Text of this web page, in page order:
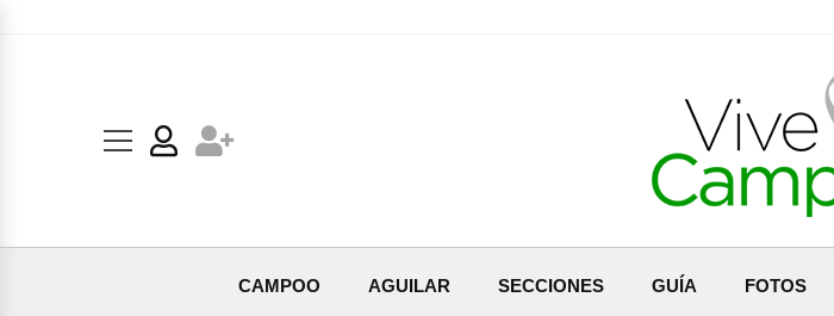
CAMPOO AGUILAR SECCIONES GUÍA FOTOS